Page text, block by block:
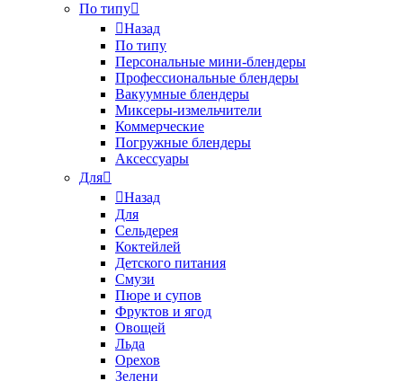
По типу
Назад
По типу
Персональные мини-блендеры
Профессиональные блендеры
Вакуумные блендеры
Миксеры-измельчители
Коммерческие
Погружные блендеры
Аксессуары
Для
Назад
Для
Сельдерея
Коктейлей
Детского питания
Смузи
Пюре и супов
Фруктов и ягод
Овощей
Льда
Орехов
Зелени